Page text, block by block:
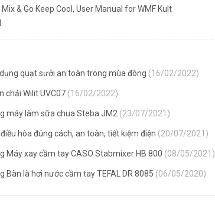
& Go Keep Cool , User Manual for WMF Kult
quạt sưởi an toàn trong mùa đông (16/02/2022)
chải Wilit UVC07 (16/02/2022)
máy làm sữa chua Steba JM2 (23/07/2021)
hòa đúng cách, an toàn, tiết kiệm điện (20/07/2021)
Máy xay cầm tay CASO Stabmixer HB 800 (08/05/2021)
Bàn là hơi nước cầm tay TEFAL DR 8085 (06/05/2020)